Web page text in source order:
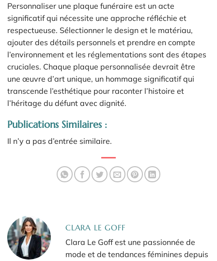
Personnaliser une plaque funéraire est un acte
significatif qui nécessite une approche réfléchie et
respectueuse. Sélectionner le design et le matériau,
ajouter des détails personnels et prendre en compte
l’environnement et les réglementations sont des étapes
cruciales. Chaque plaque personnalisée devrait être
une œuvre d’art unique, un hommage significatif qui
transcende l’esthétique pour raconter l’histoire et
l’héritage du défunt avec dignité.
Publications Similaires :
Il n’y a pas d’entrée similaire.
CLARA LE GOFF
Clara Le Goff est une passionnée de
mode et de tendances féminines depuis